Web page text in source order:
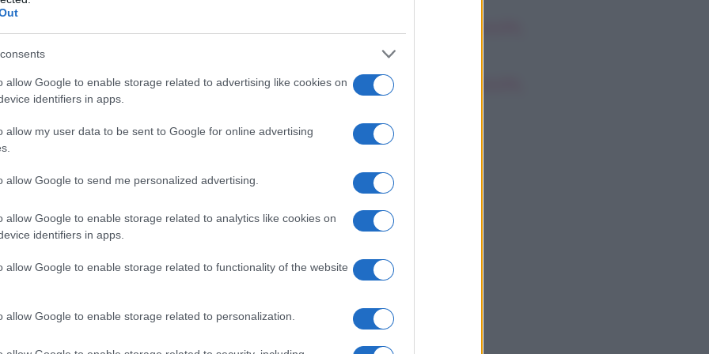
allow Google to enable storage related to advertising like cookies on
identifiers in apps.
allow my user data to be sent to Google for online advertising
allow Google to send me personalized advertising.
allow Google to enable storage related to analytics like cookies on
identifiers in apps.
allow Google to enable storage related to functionality of the website
allow Google to enable storage related to personalization.
giovedì 14 maggio 2026
preannunciano una
, come da tradizione per la celebre
i Sunset Las Palmas Studiose frutto
venerdì 7 agosto
Oroscopo dei Tarocchi,